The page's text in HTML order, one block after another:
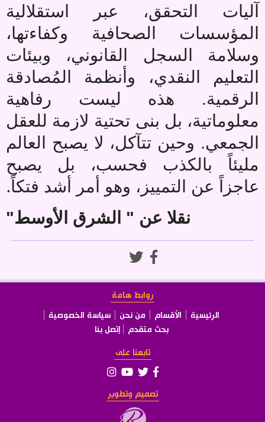
آليات التحقق، عبر استقلالية
المؤسسات الصحافية وكفاءتها،
وسلامة السجل القانوني، وبيئات
التعليم النقدي، وأنظمة المُصادقة
الرقمية. هذه ليست رفاهية
معلوماتية، بل بنى تحتية لازمة للعقل
الجمعي. وحين تتآكل، لا يصبح العالم
مليئاً بالكذب فحسب، بل يصبح
عاجزاً عن التمييز، وهو أمر أشد فتكاً.
نقلا عن " الشرق الأوسط"
روابط هامة
الرئيسية الأقسام من نحن
سياسة الخصوصية
بحث متقدم
إتصل بنا
تابعنا على
تصميم وتطوير